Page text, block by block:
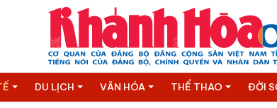
DU LỊCH VĂN HÓA THỂ THAO ĐỜI